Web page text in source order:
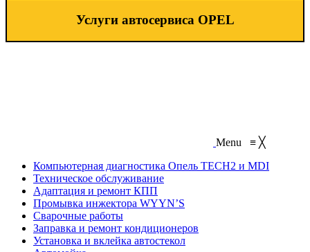
Услуги автосервиса OPEL
Menu ≡ ╳
Компьютерная диагностика Опель TECH2 и MDI
Техническое обслуживание
Адаптация и ремонт КПП
Промывка инжектора WYYN’S
Сварочные работы
Заправка и ремонт кондиционеров
Установка и вклейка автостекол